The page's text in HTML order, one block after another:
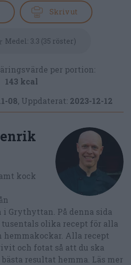
Skriv ut
Medel: 3.3 (35 röster)
per portion:
143 kcal
08, Uppdaterat: 2023-12-12
kock
Grythyttan. På denna sida
olika recept för alla
hemmakockar. Alla recept
och fotat så att du ska
resultat hemma. Läs mer